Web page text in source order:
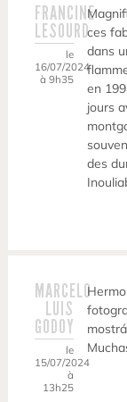
FRANCINE
LESOURD
le
16/07/2024
à 9h35
ces
dans
en
jours
des
MARCELO
LUIS
GODOY
le
15/07/2024
à
13h25